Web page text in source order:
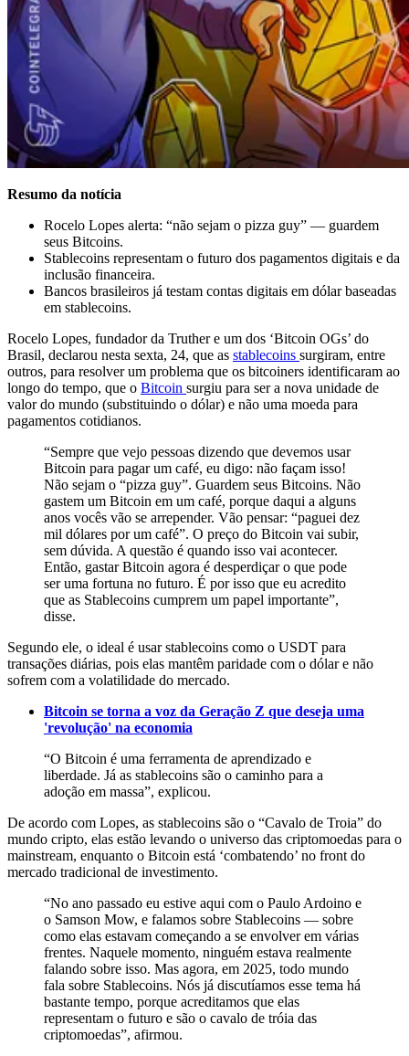
Resumo da notícia
Rocelo Lopes alerta: “não sejam o pizza guy” — guardem
seus Bitcoins.
Stablecoins representam o futuro dos pagamentos digitais e da
inclusão financeira.
Bancos brasileiros já testam contas digitais em dólar baseadas
em stablecoins.
Rocelo Lopes, fundador da Truther e um dos ‘Bitcoin OGs’ do
Brasil, declarou nesta sexta, 24, que as stablecoins surgiram, entre
outros, para resolver um problema que os bitcoiners identificaram ao
longo do tempo, que o Bitcoin surgiu para ser a nova unidade de
valor do mundo (substituindo o dólar) e não uma moeda para
pagamentos cotidianos.
“Sempre que vejo pessoas dizendo que devemos usar
Bitcoin para pagar um café, eu digo: não façam isso!
Não sejam o “pizza guy”. Guardem seus Bitcoins. Não
gastem um Bitcoin em um café, porque daqui a alguns
anos vocês vão se arrepender. Vão pensar: “paguei dez
mil dólares por um café”. O preço do Bitcoin vai subir,
sem dúvida. A questão é quando isso vai acontecer.
Então, gastar Bitcoin agora é desperdiçar o que pode
ser uma fortuna no futuro. É por isso que eu acredito
que as Stablecoins cumprem um papel importante”,
disse.
Segundo ele, o ideal é usar stablecoins como o USDT para
transações diárias, pois elas mantêm paridade com o dólar e não
sofrem com a volatilidade do mercado.
Bitcoin se torna a voz da Geração Z que deseja uma
'revolução' na economia
“O Bitcoin é uma ferramenta de aprendizado e
liberdade. Já as stablecoins são o caminho para a
adoção em massa”, explicou.
De acordo com Lopes, as stablecoins são o “Cavalo de Troia” do
mundo cripto, elas estão levando o universo das criptomoedas para o
mainstream, enquanto o Bitcoin está ‘combatendo’ no front do
mercado tradicional de investimento.
“No ano passado eu estive aqui com o Paulo Ardoino e
o Samson Mow, e falamos sobre Stablecoins — sobre
como elas estavam começando a se envolver em várias
frentes. Naquele momento, ninguém estava realmente
falando sobre isso. Mas agora, em 2025, todo mundo
fala sobre Stablecoins. Nós já discutíamos esse tema há
bastante tempo, porque acreditamos que elas
representam o futuro e são o cavalo de tróia das
criptomoedas”, afirmou.